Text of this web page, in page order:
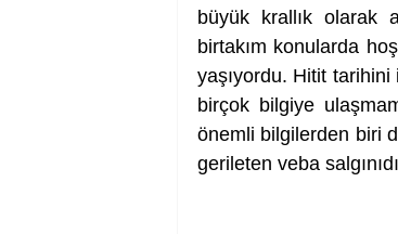
büyük krallık olarak
birtakım konularda
yaşıyordu. Hitit
birçok bilgiye
önemli bilgilerden biri
gerileten veba